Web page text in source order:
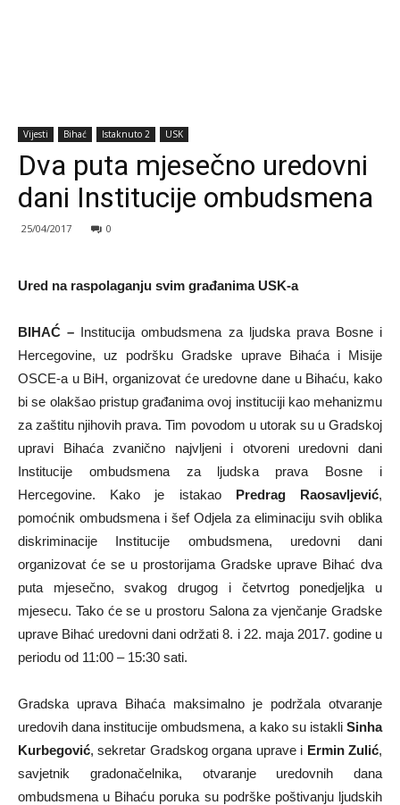
Vijesti Bihać Istaknuto 2 USK
Dva puta mjesečno uredovni
dani Institucije ombudsmena
25/04/2017 0
Ured na raspolaganju svim građanima USK-a
BIHAĆ – Institucija ombudsmena za ljudska prava Bosne i
Hercegovine, uz podršku Gradske uprave Bihaća i Misije
OSCE-a u BiH, organizovat će uredovne dane u Bihaću, kako
bi se olakšao pristup građanima ovoj instituciji kao mehanizmu
za zaštitu njihovih prava. Tim povodom u utorak su u Gradskoj
upravi Bihaća zvanično najvljeni i otvoreni uredovni dani
Institucije ombudsmena za ljudska prava Bosne i
Hercegovine. Kako je istakao Predrag Raosavljević,
pomoćnik ombudsmena i šef Odjela za eliminaciju svih oblika
diskriminacije Institucije ombudsmena, uredovni dani
organizovat će se u prostorijama Gradske uprave Bihać dva
puta mjesečno, svakog drugog i četvrtog ponedjeljka u
mjesecu. Tako će se u prostoru Salona za vjenčanje Gradske
uprave Bihać uredovni dani održati 8. i 22. maja 2017. godine u
periodu od 11:00 – 15:30 sati.
Gradska uprava Bihaća maksimalno je podržala otvaranje
uredovih dana institucije ombudsmena, a kako su istakli Sinha
Kurbegović, sekretar Gradskog organa uprave i Ermin Zulić,
savjetnik gradonačelnika, otvaranje uredovnih dana
ombudsmena u Bihaću poruka su podrške poštivanju ljudskih